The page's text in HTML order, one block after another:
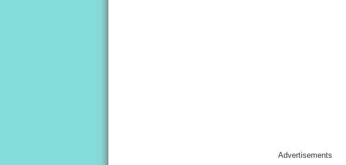
Advertisements